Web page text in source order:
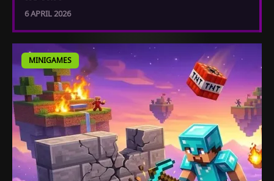
6 APRIL 2026
MINIGAMES